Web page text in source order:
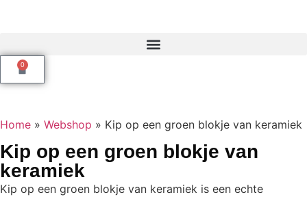
0
Home » Webshop » Kip op een groen blokje van keramiek
Kip op een groen blokje van
keramiek
Kip op een groen blokje van keramiek is een echte